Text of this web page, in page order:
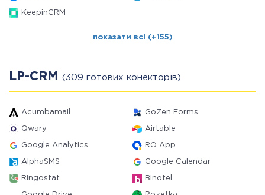
KeepinCRM
показати всі (+155)
LP-CRM (309 готових конекторів)
Acumbamail GoZen Forms
Qwary Airtable
Google Analytics RO App
AlphaSMS Google Calendar
Ringostat Binotel